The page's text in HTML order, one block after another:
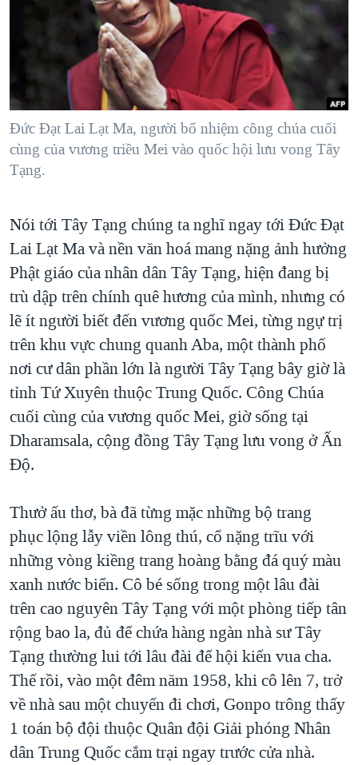
NGƯỜI VIỆT HẢI NGOẠI
ĐỜI SỐNG
KINH TẾ
KHOA HỌC
SỨC KHOẺ
VĂN HOÁ
GIÁO DỤC
TẠI
HÀNH TRÌNH BẦU CỬ 2024
MỘT NĂM CHIẾN TRANH TẠI DẢI GAZA
GIẢI MÃ VÀNH ĐAI & CON ĐƯỜNG
TRỊNH VĨNH BÌNH - NGƯỜI HẠ 'BÊN THẮNG CUỘC'
GROUND ZERO – XƯA VÀ NAY
CÁC GIÁ TRỊ CỘNG HÒA Ở VIỆT NAM
TRỊNH VĨNH BÌNH VS. CHÍNH PHỦ VIỆT NAM
NGƯ DÂN VIỆT VÀ LÀN SÓNG TRỘM HẢI SÂM
BÊN KIA QUỐC LỘ: TIẾNG VỌNG TỪ NÔNG THÔN MỸ
QUAN HỆ VIỆT MỸ
NGHE
MẠNG XÃ HỘI
Ngôn ngữ khác
Đức Đạt Lai Lạt Ma, người bổ nhiệm công chúa cuối
cùng của vương triều Mei vào quốc hội lưu vong Tây
Tạng.
Nói tới Tây Tạng chúng ta nghĩ ngay tới Đức Đạt
Lai Lạt Ma và nền văn hoá mang nặng ảnh hưởng
Phật giáo của nhân dân Tây Tạng, hiện đang bị
trù dập trên chính quê hương của mình, nhưng có
lẽ ít người biết đến vương quốc Mei, từng ngự trị
trên khu vực chung quanh Aba, một thành phố
nơi cư dân phần lớn là người Tây Tạng bây giờ là
tỉnh Tứ Xuyên thuộc Trung Quốc. Công Chúa
cuối cùng của vương quốc Mei, giờ sống tại
Dharamsala, cộng đồng Tây Tạng lưu vong ở Ấn
Độ.
Thưở ấu thơ, bà đã từng mặc những bộ trang
phục lộng lẫy viền lông thú, cổ nặng trĩu với
những vòng kiềng trang hoàng bằng đá quý màu
xanh nước biển. Cô bé sống trong một lâu đài
trên cao nguyên Tây Tạng với một phòng tiếp tân
rộng bao la, đủ để chứa hàng ngàn nhà sư Tây
Tạng thường lui tới lâu đài để hội kiến vua cha.
Thế rồi, vào một đêm năm 1958, khi cô lên 7, trở
về nhà sau một chuyến đi chơi, Gonpo trông thấy
1 toán bộ đội thuộc Quân đội Giải phóng Nhân
dân Trung Quốc cắm trại ngay trước cửa nhà.